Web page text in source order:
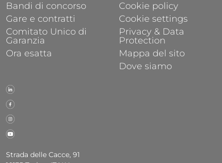
Strada delle Cacce, 91
Bandi di concorso
Gare e contratti
Comitato Unico di
Garanzia
Ora esatta
Cookie policy
Cookie settings
Privacy & Data
Protection
Mappa del sito
Dove siamo